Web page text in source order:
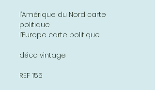
l’Amérique du Nord carte
politique
l’Europe carte politique
déco vintage
REF 155